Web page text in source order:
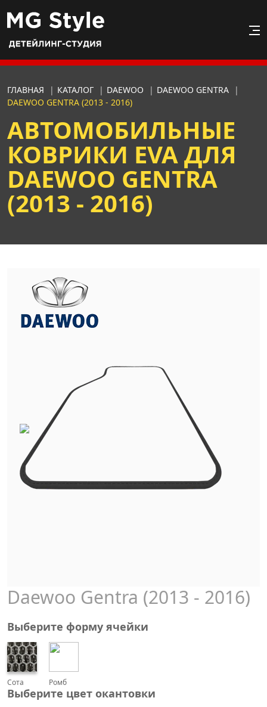
ГЛАВНАЯ | КАТАЛОГ | DAEWOO | DAEWOO GENTRA
|
DAEWOO GENTRA (2013 - 2016)
АВТОМОБИЛЬНЫЕ
КОВРИКИ EVA ДЛЯ
DAEWOO GENTRA
(2013 - 2016)
Daewoo Gentra (2013 - 2016)
Выберите форму ячейки
Сота Ромб
Выберите цвет окантовки